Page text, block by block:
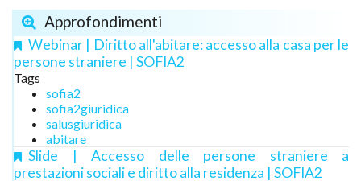
Approfondimenti
Webinar | Diritto all'abitare: accesso alla casa per le
persone straniere | SOFIA2
Tags
sofia2
sofia2giuridica
salusgiuridica
abitare
Slide | Accesso delle persone straniere a
prestazioni sociali e diritto alla residenza | SOFIA2